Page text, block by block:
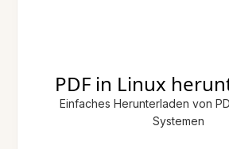
PDF in Linux
Einfaches Herunterladen von
Systemen